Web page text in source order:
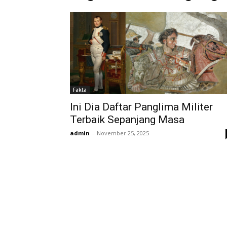
Fakta
Ini Dia Daftar Panglima Militer
Terbaik Sepanjang Masa
admin - November 25, 2025